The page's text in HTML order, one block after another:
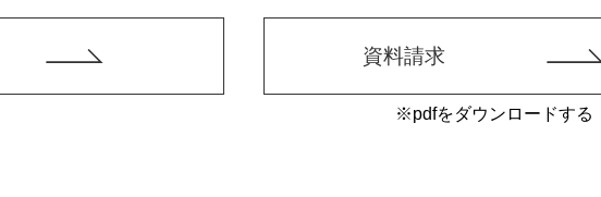
資料請求
※pdfをダウンロードする